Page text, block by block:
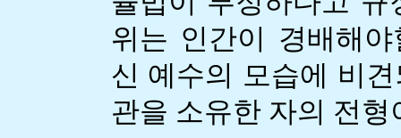
위는 인간이 경배해
신 예수의 모습에 비
관을 소유한 자의 전형